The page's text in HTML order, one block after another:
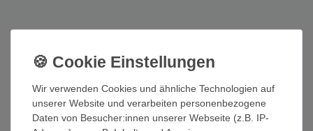
Weitere Details
Wir verwenden Cookies und ähnliche Technologien auf
unserer Website und verarbeiten personenbezogene
Daten von Besucher:innen unserer Webseite (z.B. IP-